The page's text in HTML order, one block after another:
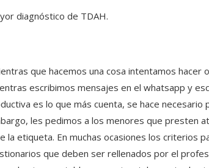
diagnóstico de TDAH.
que hacemos una cosa intentamos hacer
escribimos mensajes en el whatsapp y
es lo que más cuenta, se hace necesario
les pedimos a los menores que presten
la etiqueta. En muchas ocasiones los criterios
que deben ser rellenados por el